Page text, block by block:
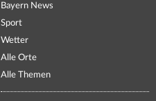
Bayern News
Sport
Wetter
Alle Orte
Alle Themen